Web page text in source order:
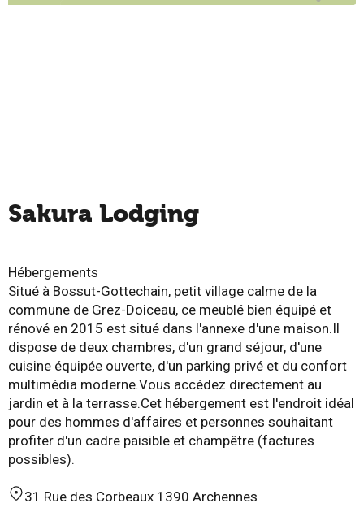
Sakura Lodging
Hébergements
Situé à Bossut-Gottechain, petit village calme de la
commune de Grez-Doiceau, ce meublé bien équipé et
rénové en 2015 est situé dans l'annexe d'une maison.Il
dispose de deux chambres, d'un grand séjour, d'une
cuisine équipée ouverte, d'un parking privé et du confort
multimédia moderne.Vous accédez directement au
jardin et à la terrasse.Cet hébergement est l'endroit idéal
pour des hommes d'affaires et personnes souhaitant
profiter d'un cadre paisible et champêtre (factures
possibles).
31 Rue des Corbeaux 1390 Archennes